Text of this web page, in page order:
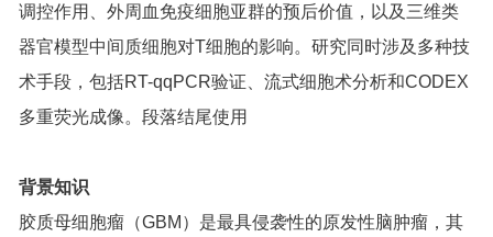
调控作用、外周血免疫细胞亚群的预后价值，以及三维类
器官模型中间质细胞对T细胞的影响。研究同时涉及多种技
术手段，包括RT-qqPCR验证、流式细胞术分析和CODEX
多重荧光成像。段落结尾使用
背景知识
胶质母细胞瘤（GBM）是最具侵袭性的原发性脑肿瘤，其